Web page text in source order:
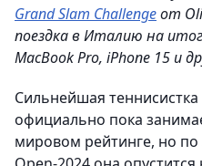
Grand Slam Challengeот
поездка в Италию на
MacBook Pro, iPhone 15 и
Сильнейшая
официально пока
мировом рейтинге, но